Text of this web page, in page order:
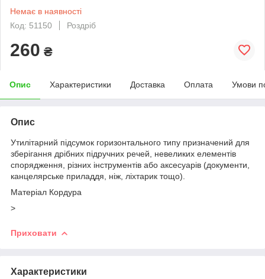
Немає в наявності
Код: 51150
Роздріб
260 ₴
Опис Характеристики Доставка Оплата Умови
Опис
Утилітарний підсумок горизонтального типу призначений для
зберігання дрібних підручних речей, невеликих елементів
спорядження, різних інструментів або аксесуарів (документи,
канцелярське приладдя, ніж, ліхтарик тощо).
Матеріал Кордура
>
Приховати
Характеристики